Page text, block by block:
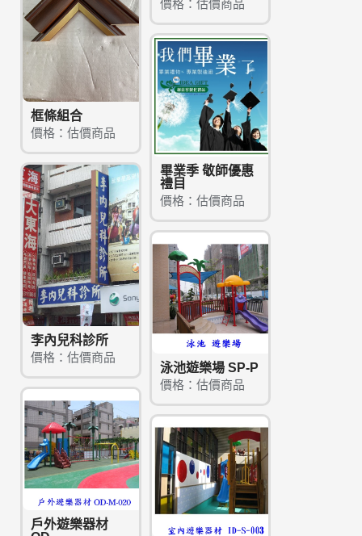
價格：估價商品
框條組合
價格：估價商品
畢業季 敬師優惠
禮目
價格：估價商品
李內兒科診所
價格：估價商品
泳池遊樂場 SP-P
價格：估價商品
戶外遊樂器材